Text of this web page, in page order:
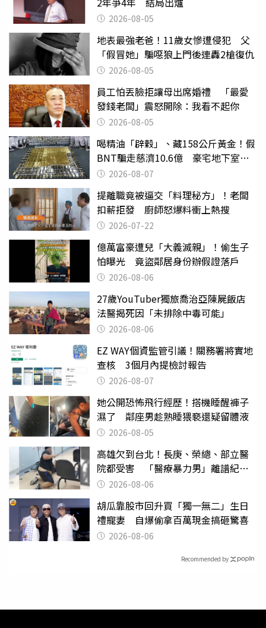
2026-08-05
地表最強老爸！11歲女慘遭侵犯 父
「假冒她」騙噁狼上門後連轟2槍復仇
2026-08-05
員工怕丟臉拒讓母出席婚禮 「最愛
發錢老闆」震怒開除：我看不起你
2026-08-05
喝精油「辟穀」、藏158公斤黃金！假
BNT騙走慈濟10.6億 豪宅地下室竟
挖出乾鮑金庫
2026-08-07
提離職竟被逼交「料理秘方」！老闆
扣薪拒發 廚師怒爆料衝上熱搜
2026-07-22
億萬富豪遭兒「大義滅親」！偷生子
怕曝光 竟盜鄰居身份辦假證落戶
2026-08-06
27歲YouTuber獨旅喬治亞陳屍飯店
法醫揭死因「未排除中毒可能」
2026-08-06
EZ WAY個資監管引議！關務署將實地
查核 3個月內提檢討報告
2026-08-07
她公開恐怖飛行經歷！搭機睡醒褲子
濕了 鄰座男趁熟睡猥褻還疑留體液
2026-08-05
高雄欠到台北！長庚、榮總、部立醫
院都受害 「醫療暴力男」離譜紀錄
曝光2026-08-06
胡瓜靠股市回升買「獨一無二」生日
禮寵妻 自爆偷拿百萬現金搞砸驚喜
2026-08-06
Recommended by